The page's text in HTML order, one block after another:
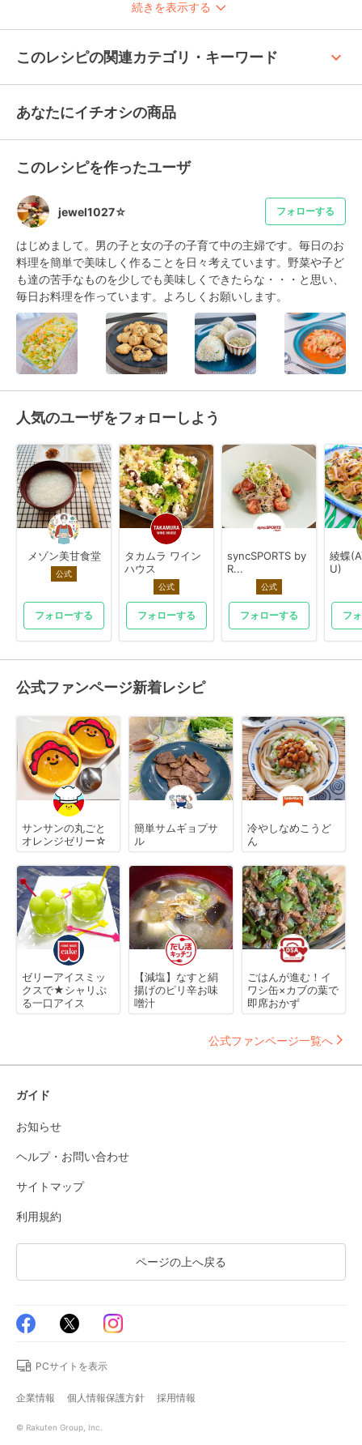
続きを表示する
このレシピの関連カテゴリ・キーワード keyboard_arrow_up
あなたにイチオシの商品
このレシピを作ったユーザ
jewel1027☆ フォローする
はじめまして。男の子と女の子の子育て中の主婦です。毎日のお
料理を簡単で美味しく作ることを日々考えています。野菜や子ど
も達の苦手なものを少しでも美味しくできたらな・・・と思い、
毎日お料理を作っています。よろしくお願いします。
人気のユーザをフォローしよう
メゾン美甘食堂
公式
フォローする
タカムラ ワイン
ハウス
公式
フォローする
syncSPORTS by
R...
公式
フォローする
綾蝶
U)
フ
公式ファンページ新着レシピ
サンサンの丸ごと
オレンジゼリー☆
簡単サムギョプサ
ル
冷やしなめこうど
ん
ゼリーアイスミッ
クスで★シャリぷ
る一口アイス
【減塩】なすと絹
揚げのピリ辛お味
噌汁
ごはんが進む！イ
ワシ缶×カブの葉で
即席おかず
公式ファンページ一覧へ
ガイド
お知らせ
ヘルプ・お問い合わせ
サイトマップ
利用規約
ページの上へ戻る
PCサイトを表示
企業情報 個人情報保護方針 採用情報
© Rakuten Group, Inc.